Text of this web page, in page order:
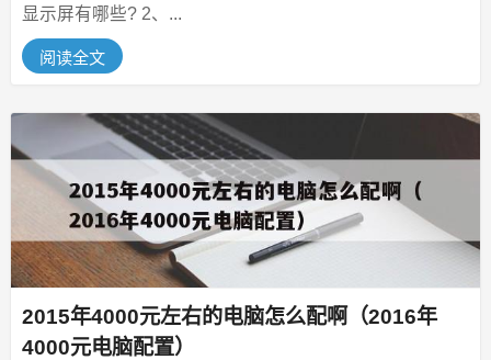
显示屏有哪些? 2、...
阅读全文
2015年4000元左右的电脑怎么配啊（2016年
4000元电脑配置）